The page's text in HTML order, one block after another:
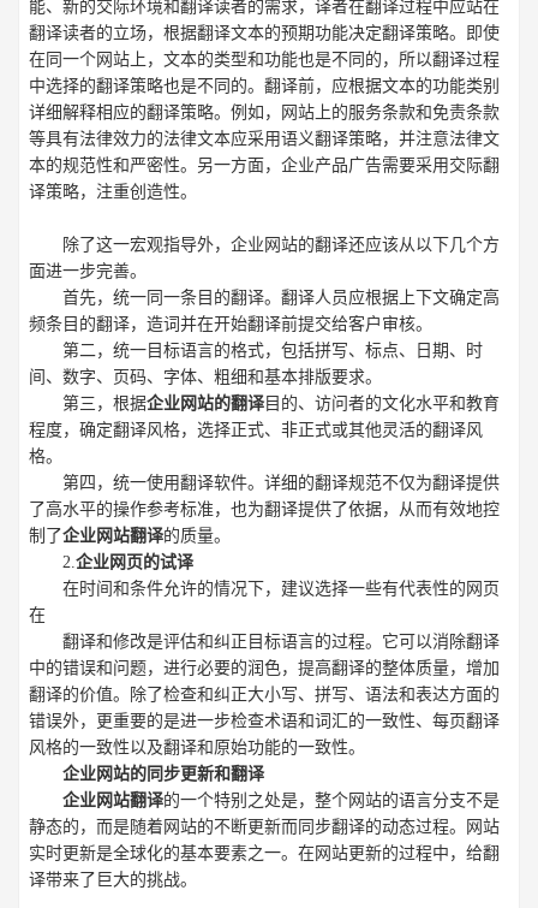
能、新的交际环境和翻译读者的需求，译者在翻译过程中应站在
翻译读者的立场，根据翻译文本的预期功能决定翻译策略。即使
在同一个网站上，文本的类型和功能也是不同的，所以翻译过程
中选择的翻译策略也是不同的。翻译前，应根据文本的功能类别
详细解释相应的翻译策略。例如，网站上的服务条款和免责条款
等具有法律效力的法律文本应采用语义翻译策略，并注意法律文
本的规范性和严密性。另一方面，企业产品广告需要采用交际翻
译策略，注重创造性。
除了这一宏观指导外，企业网站的翻译还应该从以下几个方
面进一步完善。
首先，统一同一条目的翻译。翻译人员应根据上下文确定高
频条目的翻译，造词并在开始翻译前提交给客户审核。
第二，统一目标语言的格式，包括拼写、标点、日期、时
间、数字、页码、字体、粗细和基本排版要求。
第三，根据企业网站的翻译 目的、访问者的文化水平和教育
程度，确定翻译风格，选择正式、非正式或其他灵活的翻译风
格。
第四，统一使用翻译软件。详细的翻译规范不仅为翻译提供
了高水平的操作参考标准，也为翻译提供了依据，从而有效地控
制了企业网站翻译的质量。
2. 企业网页的试译
在时间和条件允许的情况下，建议选择一些有代表性的网页
在
翻译和修改是评估和纠正目标语言的过程。它可以消除翻译
中的错误和问题，进行必要的润色，提高翻译的整体质量，增加
翻译的价值。除了检查和纠正大小写、拼写、语法和表达方面的
错误外，更重要的是进一步检查术语和词汇的一致性、每页翻译
风格的一致性以及翻译和原始功能的一致性。
企业网站的同步更新和翻译
企业网站翻译的一个特别之处是，整个网站的语言分支不是
静态的，而是随着网站的不断更新而同步翻译的动态过程。网站
实时更新是全球化的基本要素之一。在网站更新的过程中，给翻
译带来了巨大的挑战。